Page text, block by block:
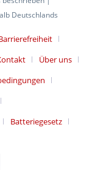
Deutschlands
Über uns
Batteriegesetz